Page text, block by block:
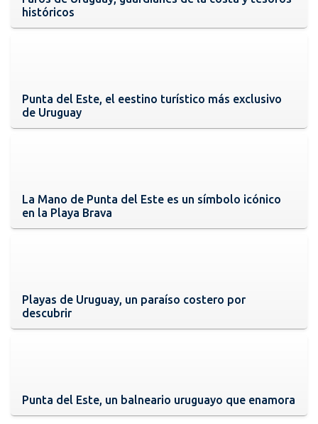
históricos
Punta del Este, el eestino turístico más exclusivo
de Uruguay
La Mano de Punta del Este es un símbolo icónico
en la Playa Brava
Playas de Uruguay, un paraíso costero por
descubrir
Punta del Este, un balneario uruguayo que enamora